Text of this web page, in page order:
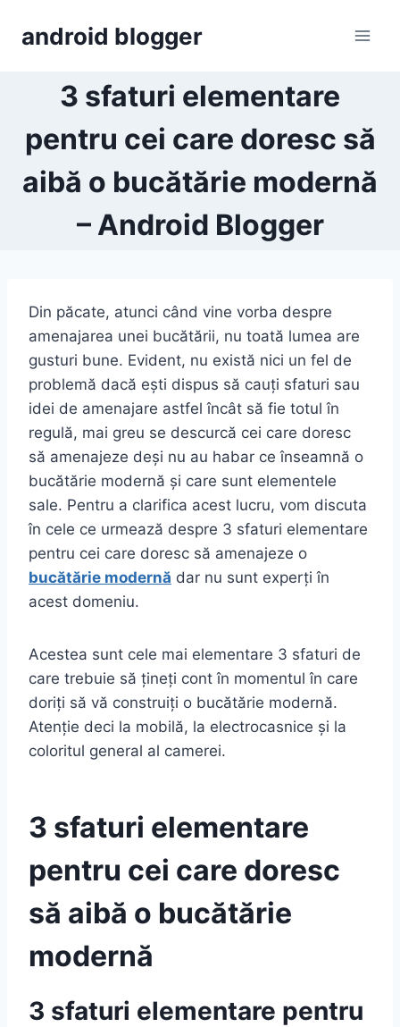
android blogger
3 sfaturi elementare
pentru cei care doresc să
aibă o bucătărie modernă
– Android Blogger
Din păcate, atunci când vine vorba despre
amenajarea unei bucătării, nu toată lumea are
gusturi bune. Evident, nu există nici un fel de
problemă dacă ești dispus să cauți sfaturi sau
idei de amenajare astfel încât să fie totul în
regulă, mai greu se descurcă cei care doresc
să amenajeze deși nu au habar ce înseamnă o
bucătărie modernă și care sunt elementele
sale. Pentru a clarifica acest lucru, vom discuta
în cele ce urmează despre 3 sfaturi elementare
pentru cei care doresc să amenajeze o
bucătărie modernă dar nu sunt experți în
acest domeniu.
Acestea sunt cele mai elementare 3 sfaturi de
care trebuie să țineți cont în momentul în care
doriți să vă construiți o bucătărie modernă.
Atenție deci la mobilă, la electrocasnice și la
coloritul general al camerei.
3 sfaturi elementare
pentru cei care doresc
să aibă o bucătărie
modernă
3 sfaturi elementare pentru